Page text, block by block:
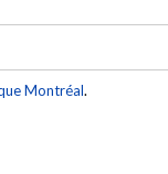
Montréal.